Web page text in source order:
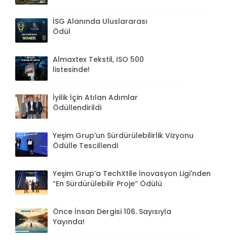
İSG Alanında Uluslararası
Ödül
Almaxtex Tekstil, ISO 500
listesinde!
İyilik İçin Atılan Adımlar
Ödüllendirildi
Yeşim Grup’un Sürdürülebilirlik Vizyonu
Ödülle Tescillendi
Yeşim Grup’a TechXtile İnovasyon Ligi'nden
“En Sürdürülebilir Proje” Ödülü
Önce İnsan Dergisi 106. Sayısıyla
Yayında!